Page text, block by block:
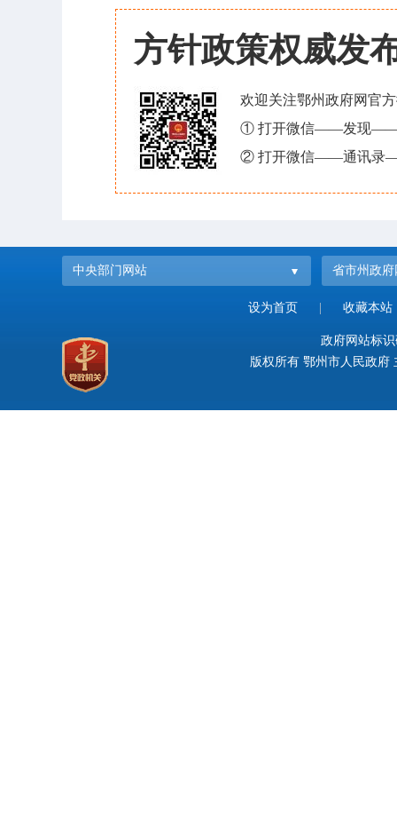
方针政策权威发
欢迎关注鄂州政府网官
① 打开微信——发现——
② 打开微信——通讯录
中央部门网站 省市州政府
设为首页 收藏本站
政府网站标
版权所有 鄂州市人民政府